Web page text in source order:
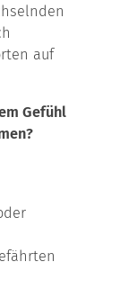
auf
Gefühl